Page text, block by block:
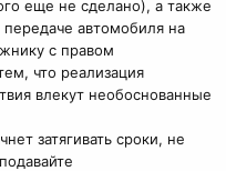
еще не сделано), а также
автомобиля на
с правом
что реализация
влекут необоснованные
затягивать сроки, не